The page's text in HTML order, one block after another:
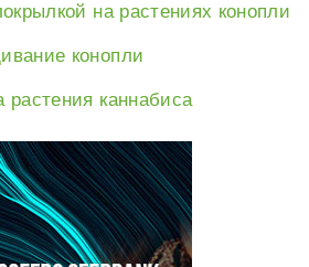
на растениях конопли
конопли
каннабиса